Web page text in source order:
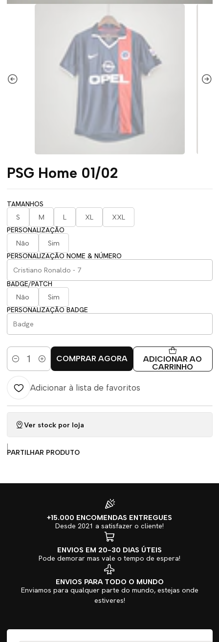
PSG Home 01/02
TAMANHOS
S
M L XL
XXL
PERSONALIZAÇÃO
Não
Sim
PERSONALIZAÇÃO NOME & NÚMERO
BADGE/PATCH
Não
Sim
PERSONALIZAÇÃO BADGE
Quantidade
ADICIONAR AO
CARRINHO
COMPRAR AGORA
Adicionar à lista de favoritos
Ver stock por loja
|
PARTILHAR PRODUTO
+15.000 ENCOMENDAS ENTREGUES
Desde 2021 a satisfazer o cliente!
ENVIOS EM 20-30 DIAS ÚTEIS
Pode demorar mas vale o tempo de espera!
ENVIOS PARA TODO O MUNDO
Enviamos para qualquer parte do mundo, estejas onde
estiveres!